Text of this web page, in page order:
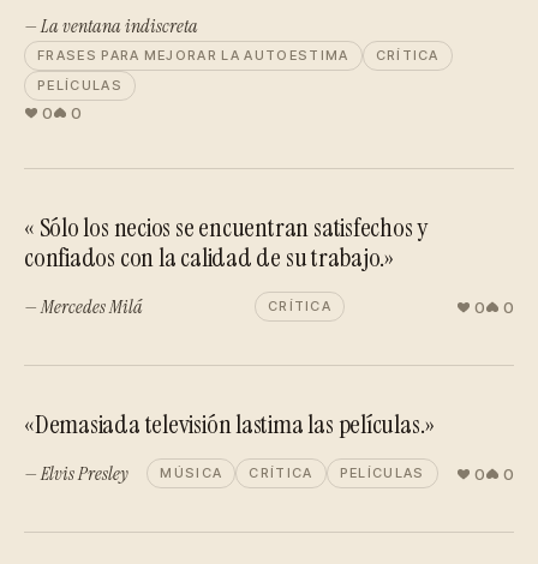
— La ventana indiscreta
FRASES PARA MEJORAR LA AUTOESTIMA
CRÍTICA
PELÍCULAS
0 0
« Sólo los necios se encuentran satisfechos y
confiados con la calidad de su trabajo.»
— Mercedes Milá CRÍTICA 0 0
«Demasiada televisión lastima las películas.»
— Elvis Presley MÚSICA CRÍTICA PELÍCULAS 0 0